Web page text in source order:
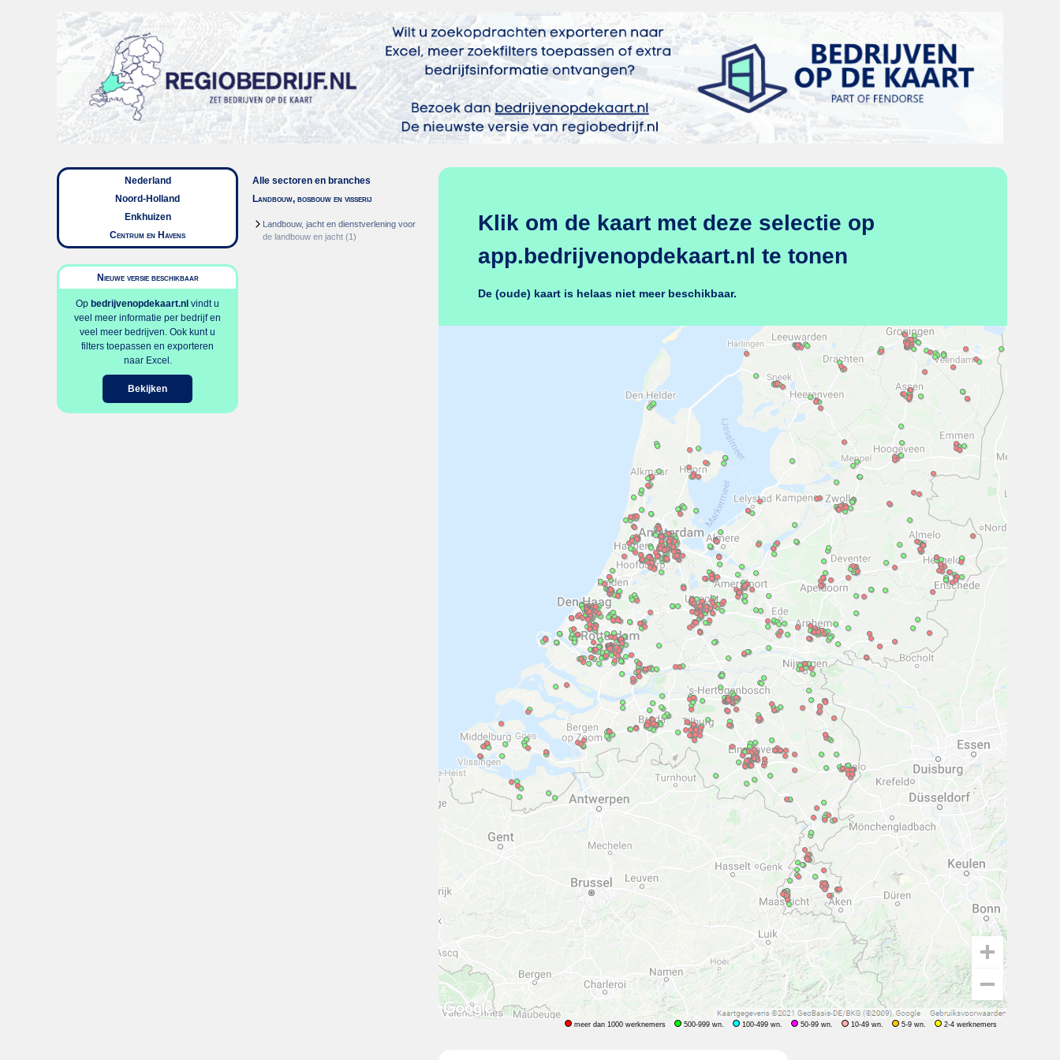
Nederland
Noord-Holland
Enkhuizen
Centrum en Havens
Nieuwe versie beschikbaar
Op bedrijvenopdekaart.nl vindt u
veel meer informatie per bedrijf en
veel meer bedrijven. Ook kunt u
filters toepassen en exporteren
naar Excel.
Bekijken
Alle sectoren en branches
Landbouw, bosbouw en visserij
Landbouw, jacht en dienstverlening voor
de landbouw en jacht (1)
Klik om de kaart met deze selectie op
app.bedrijvenopdekaart.nl te tonen
De (oude) kaart is helaas niet meer beschikbaar.
meer dan 1000 werknemers 500-999 wn. 100-499 wn. 50-99 wn. 10-49 wn. 5-9 wn. 2-4 werknemers